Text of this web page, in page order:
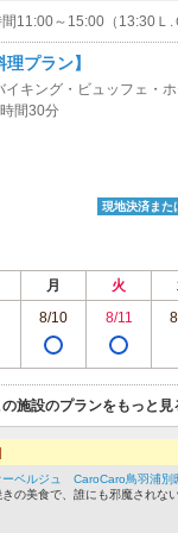
11:00～15:00（13:30Ｌ.
プラン】
イキング・ビュッフェ・
間30分
現地決済また
月 火
8/10 8/11
の施設のプランをもっと見
観光協会
／パーソナルモビリティ（セ
ベルジュ CaroCaro鳥羽浦別
の美食で、誰にも邪魔されな